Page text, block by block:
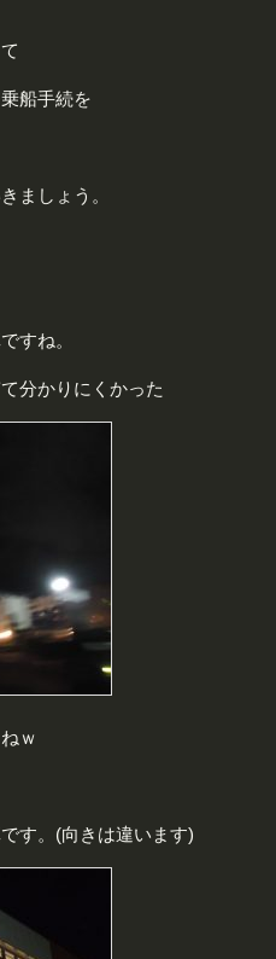
船手続を
ましょう。
すね。
分かりにくかった
ｗ
す。(向きは違います)